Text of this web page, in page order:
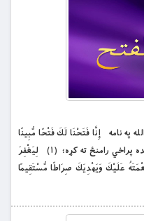
په نامه إِنَّا فَتَحْنَا لَكَ فَتْحًا مُّبِينًا
﴿۱﴾ په حقيقت كې ستا په چار کې مو څرګنده پراخي رامنځ ته کړه؛ (۱) لِيَغْفِرَ
عَلَيْكَ وَيَهْدِيَكَ صِرَاطًا مُّسْتَقِيمًا